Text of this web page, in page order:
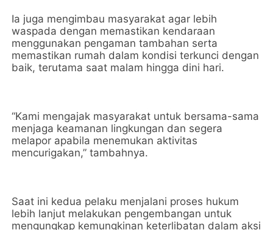
Ia juga mengimbau masyarakat agar lebih
waspada dengan memastikan kendaraan
menggunakan pengaman tambahan serta
memastikan rumah dalam kondisi terkunci dengan
baik, terutama saat malam hingga dini hari.
“Kami mengajak masyarakat untuk bersama-sama
menjaga keamanan lingkungan dan segera
melapor apabila menemukan aktivitas
mencurigakan,” tambahnya.
Saat ini kedua pelaku menjalani proses hukum
lebih lanjut melakukan pengembangan untuk
mengungkap kemungkinan keterlibatan dalam aksi